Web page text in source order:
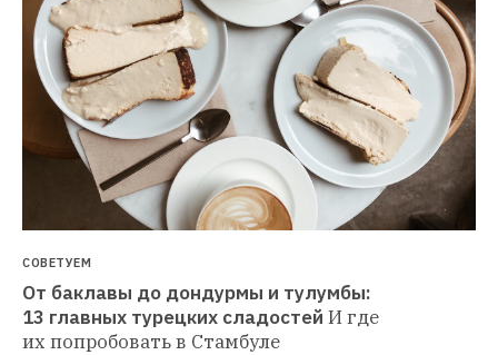
СОВЕТУЕМ
От баклавы до дондурмы и тулумбы:
13 главных турецких сладостей И где
их попробовать в Стамбуле